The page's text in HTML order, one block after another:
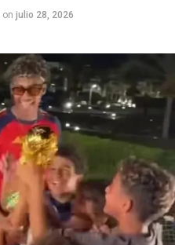
on julio 28, 2026